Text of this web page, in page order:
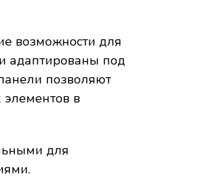
возможности для
адаптированы под
позволяют
в
для